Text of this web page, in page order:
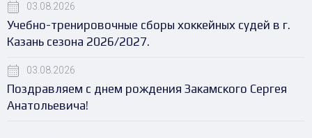
03.08.2026
Учебно-тренировочные сборы хоккейных судей в г.
Казань сезона 2026/2027.
03.08.2026
Поздравляем с днем рождения Закамского Сергея
Анатольевича!